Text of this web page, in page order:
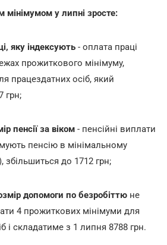
у липні зросте:
яку індексують - оплата праці
прожиткового мінімуму,
працездатних осіб, який
грн;
пенсії за віком - пенсійні виплати
пенсію в мінімальному
збільшиться до 1712 грн;
допомоги по безробіттю не
4 прожиткових мінімуми для
і складатиме з 1 липня 8788 грн.